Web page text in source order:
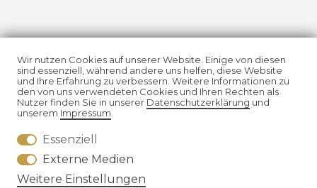
Impressum Daten­schutz­erklärung
AGB
Wir nutzen Cookies auf unserer Website. Einige von diesen
sind essenziell, während andere uns helfen, diese Website
und Ihre Erfahrung zu verbessern. Weitere Informationen zu
den von uns verwendeten Cookies und Ihren Rechten als
Nutzer finden Sie in unserer Daten­schutz­erklärung und
unserem Impressum.
Essenziell
Externe Medien
Weitere Einstellungen